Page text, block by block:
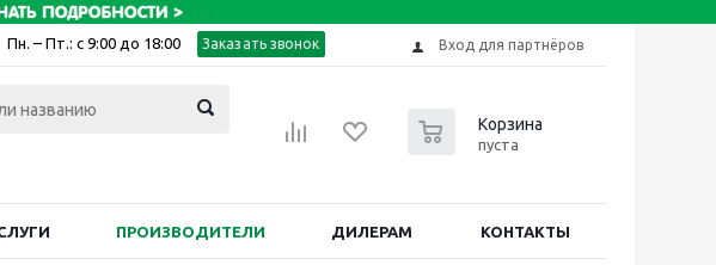
Пн. – Пт.: с 9:00 до 18:00 Заказать звонок Вход для партнёров
Корзина
пуста
ПРОИЗВОДИТЕЛИ ДИЛЕРАМ КОНТАКТЫ